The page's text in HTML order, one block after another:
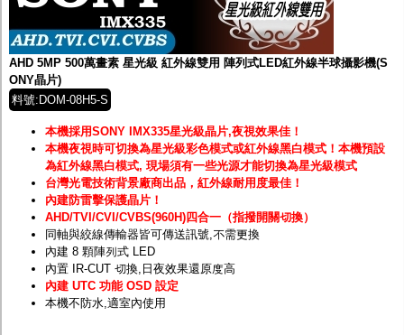
AHD 5MP 500萬畫素 星光級 紅外線雙用 陣列式LED紅外線半球攝影機(S
ONY晶片)
料號:DOM-08H5-S
本機採用SONY IMX335星光級晶片,夜視效果佳！
本機夜視時可切換為星光級彩色模式或紅外線黑白模式！ 本機預設
為紅外線黑白模式, 現場須有一些光源才能切換為星光級模式
台灣光電技術背景廠商出品，紅外線耐用度最佳！
內建防雷擊保護晶片！
AHD/TVI/CVI/CVBS(960H)四合一（指撥開關切換）
同軸與絞線傳輸器皆可傳送訊號,不需更換
內建 8 顆陣列式 LED
內置 IR-CUT 切換,日夜效果還原度高
內建 UTC 功能 OSD 設定
本機不防水,適室內使用